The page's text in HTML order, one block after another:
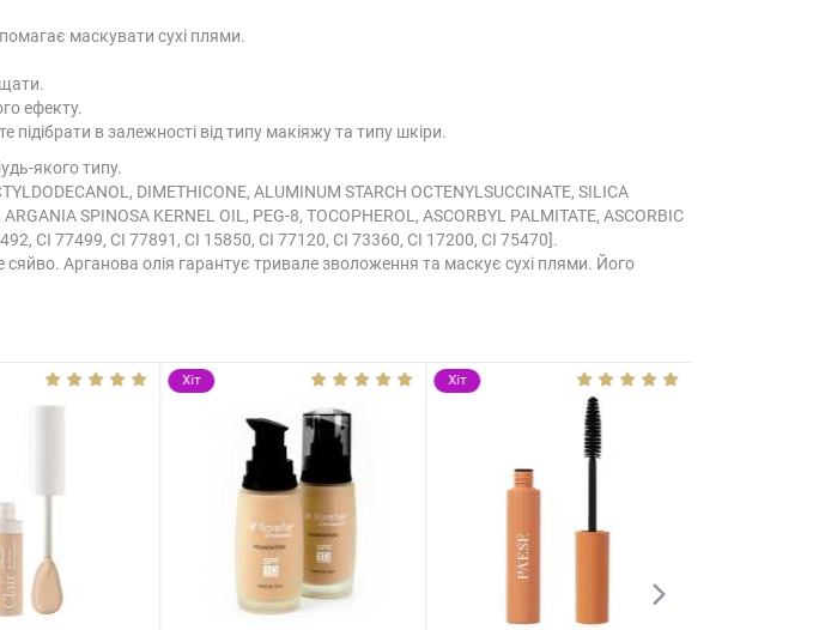
маскувати сухі плями.
ефекту.
в залежності від типу макіяжу та типу шкіри.
якого типу.
DIMETHICONE, ALUMINUM STARCH OCTENYLSUCCINATE, SILICA
SPINOSA KERNEL OIL, PEG-8, TOCOPHEROL, ASCORBYL PALMITATE, ASCORBIC
CI 77499, CI 77891, CI 15850, CI 77120, CI 73360, CI 17200, CI 75470].
Арганова олія гарантує тривале зволоження та маскує сухі плями. Його
Хіт Хіт